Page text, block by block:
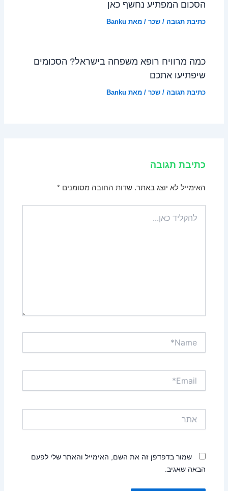
הסכום המפתיע נחשף כאן
כתיבת תגובה /שכר / מאת Banku
כמה מרוויח רופא משפחה בישראל? הסכומים
שיפתיעו אתכם
כתיבת תגובה /שכר / מאת Banku
כתיבת תגובה
האימייל לא יוצג באתר. שדות החובה מסומנים*
כאן...
שמור בדפדפן זה את השם, האימייל והאתר שלי לפעם
הבאה שאגיב.